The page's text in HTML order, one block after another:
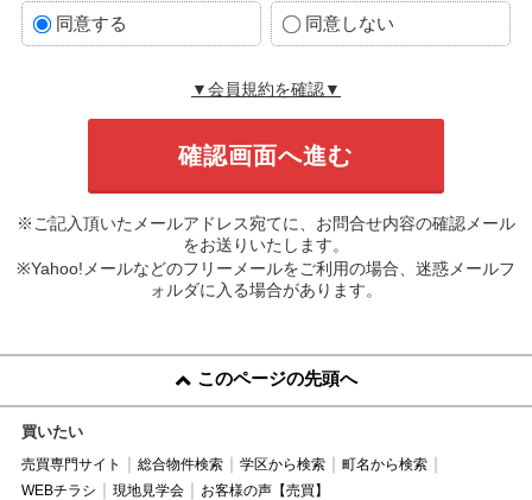
同意する 同意しない
▼会員規約を確認▼
※ご記入頂いたメールアドレス宛てに、お問合せ内容の確認メール
をお送りいたします。
※Yahoo!メールなどのフリーメールをご利用の場合、迷惑メールフ
ォルダに入る場合があります。
このページの先頭へ
買いたい
売買専門サイト 総合物件検索 学区から検索
町名から検索
WEBチラシ
現地見学会 お客様の声【売買】